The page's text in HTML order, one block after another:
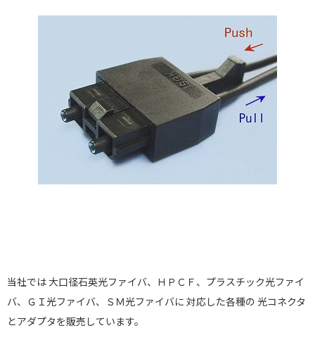
当社では 大口径石英光ファイバ、ＨＰＣＦ、プラスチック光ファイ
バ、ＧＩ光ファイバ、ＳＭ光ファイバに 対応した各種の 光コネクタ
とアダプタを販売しています。